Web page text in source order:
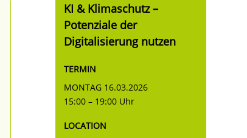
KI & Klimaschutz –
Potenziale der
Digitalisierung nutzen
TERMIN
MONTAG 16.03.2026
15:00 – 19:00 Uhr
LOCATION